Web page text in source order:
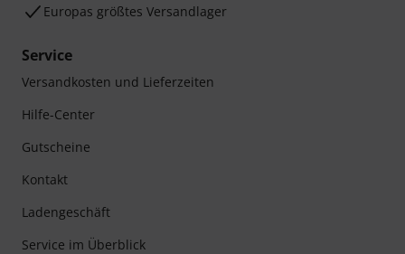
Europas größtes Versandlager
Service
Versandkosten und Lieferzeiten
Hilfe-Center
Gutscheine
Kontakt
Ladengeschäft
Service im Überblick